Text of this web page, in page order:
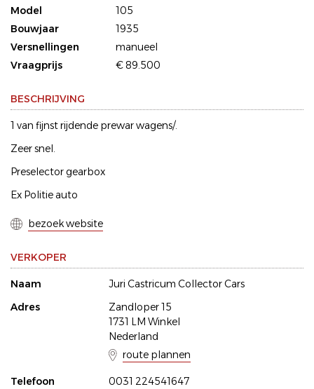
Model
105
Bouwjaar
1935
Versnellingen
manueel
Vraagprijs
€ 89.500
BESCHRIJVING
1 van fijnst rijdende prewar wagens/.
Zeer snel.
Preselector gearbox
Ex Politie auto
bezoek website
VERKOPER
Naam
Juri Castricum Collector Cars
Adres
Zandloper 15
1731 LM Winkel
Nederland
route plannen
Telefoon
0031 224541647